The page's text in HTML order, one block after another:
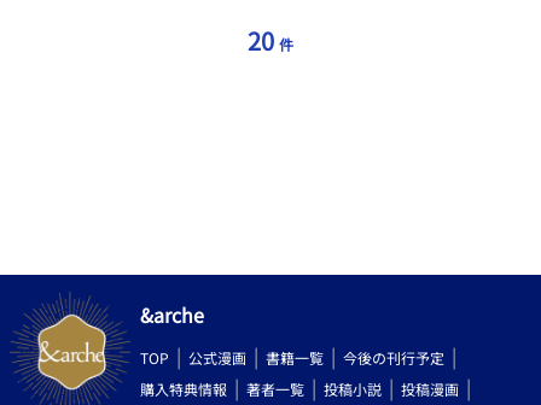
20 件
&arche
TOP 公式漫画 書籍一覧
今後の刊行予定
購入特典情報
著者一覧 投稿小説 投稿漫画